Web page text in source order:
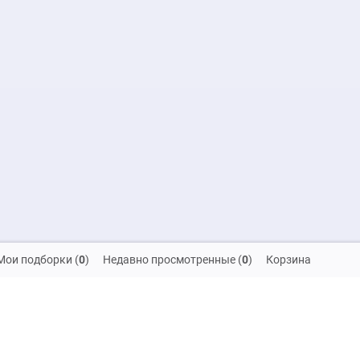
подборки (0) Недавно просмотренные (0) Корзина